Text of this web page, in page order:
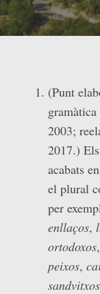
(Punt
2003;
2017.)
acabats en
el plural
per
enllaços,
ortodoxos,
peixos,
sandvitxos